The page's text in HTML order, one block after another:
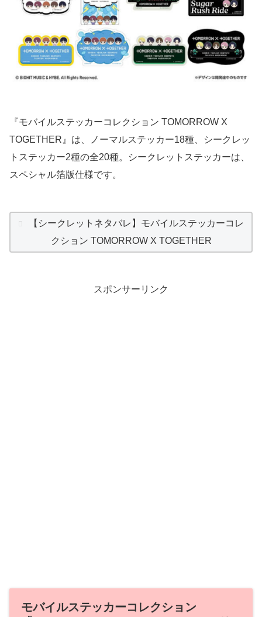
『モバイルステッカーコレクション TOMORROW X
TOGETHER』は、ノーマルステッカー18種、シークレッ
トステッカー2種の全20種。シークレットステッカーは、
スペシャル箔版仕様です。
【シークレットネタバレ】モバイルステッカーコレ
クション TOMORROW X TOGETHER
スポンサーリンク
モバイルステッカーコレクション